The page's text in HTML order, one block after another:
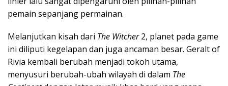
pemain sepanjang permainan.
Melanjutkan kisah dari The Witcher2, planet pada game
ini diliputi kegelapan dan juga ancaman besar. Geralt of
Rivia kembali berubah menjadi tokoh utama,
menyusuri berubah-ubah wilayah di dalam The